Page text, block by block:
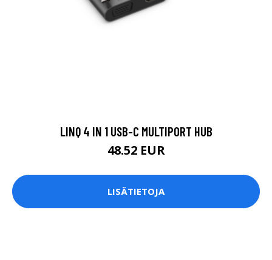
LINQ 4 IN 1 USB-C MULTIPORT HUB
48.52 EUR
LISÄTIETOJA